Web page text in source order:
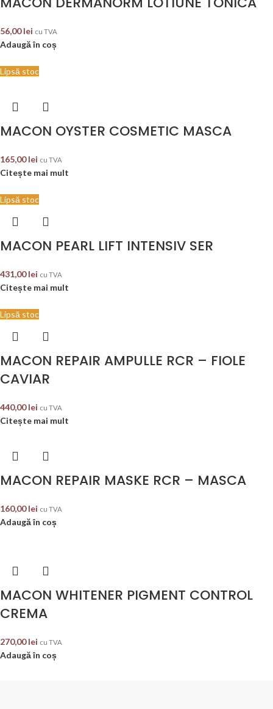
56,00lei cu TVA
Adaugă în coș
Lipsă stoc
MACON OYSTER COSMETIC MASCA
165,00lei cu TVA
Citește mai mult
Lipsă stoc
MACON PEARL LIFT INTENSIV SER
431,00lei cu TVA
Citește mai mult
Lipsă stoc
MACON REPAIR AMPULLE RCR – FIOLE
CAVIAR
440,00lei cu TVA
Citește mai mult
MACON REPAIR MASKE RCR – MASCA
160,00lei cu TVA
Adaugă în coș
MACON WHITENER PIGMENT CONTROL
CREMA
270,00lei cu TVA
Adaugă în coș